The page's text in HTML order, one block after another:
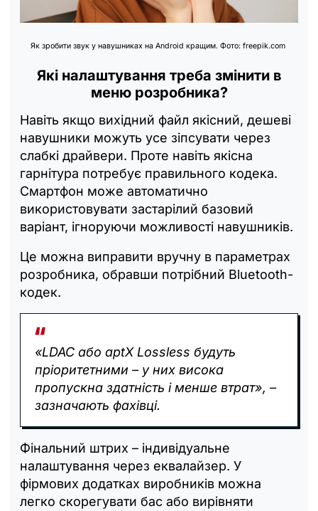
Як зробити звук у навушниках на Android кращим. Фото: freepik.com
Які налаштування треба змінити в
меню розробника?
Навіть якщо вихідний файл якісний, дешеві
навушники можуть усе зіпсувати через
слабкі драйвери. Проте навіть якісна
гарнітура потребує правильного кодека.
Смартфон може автоматично
використовувати застарілий базовий
варіант, ігноруючи можливості навушників.
Це можна виправити вручну в параметрах
розробника, обравши потрібний Bluetooth-
кодек.
«LDAC або aptX Lossless будуть
пріоритетними – у них висока
пропускна здатність і менше втрат», –
зазначають фахівці.
Фінальний штрих – індивідуальне
налаштування через еквалайзер. У
фірмових додатках виробників можна
легко скорегувати бас або вирівняти